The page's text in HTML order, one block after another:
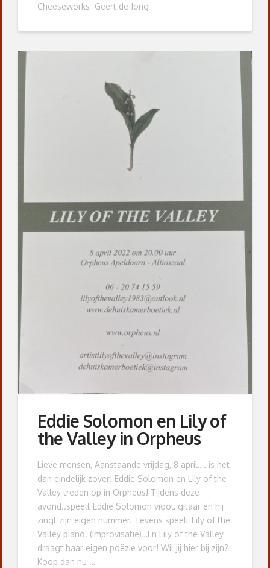
Cheeseworks Geert de Jong
Eddie Solomon en Lily of
the Valley in Orpheus
Lieve mensen, Aanstaande vrijdag, 8 april…. is het
dan eindelijk zover! Eddie Solomon en Lily of the
Valley treden op in Orpheus! Tijdens deze
avond..speelt Eddie Solomon viool, gitaar en hij
zingt zijn eigen nummer. Tevens speelt Lily of the
Valley piano. (improvisatie)…En Lily of the Valley
draagt haar eigen poëzie voor! Wil jij hier bij zijn?
Koop dan nu …